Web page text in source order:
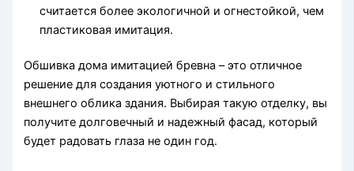
считается более экологичной и огнестойкой, чем
пластиковая имитация.
Обшивка дома имитацией бревна – это отличное
решение для создания уютного и стильного
внешнего облика здания. Выбирая такую отделку, вы
получите долговечный и надежный фасад, который
будет радовать глаза не один год.